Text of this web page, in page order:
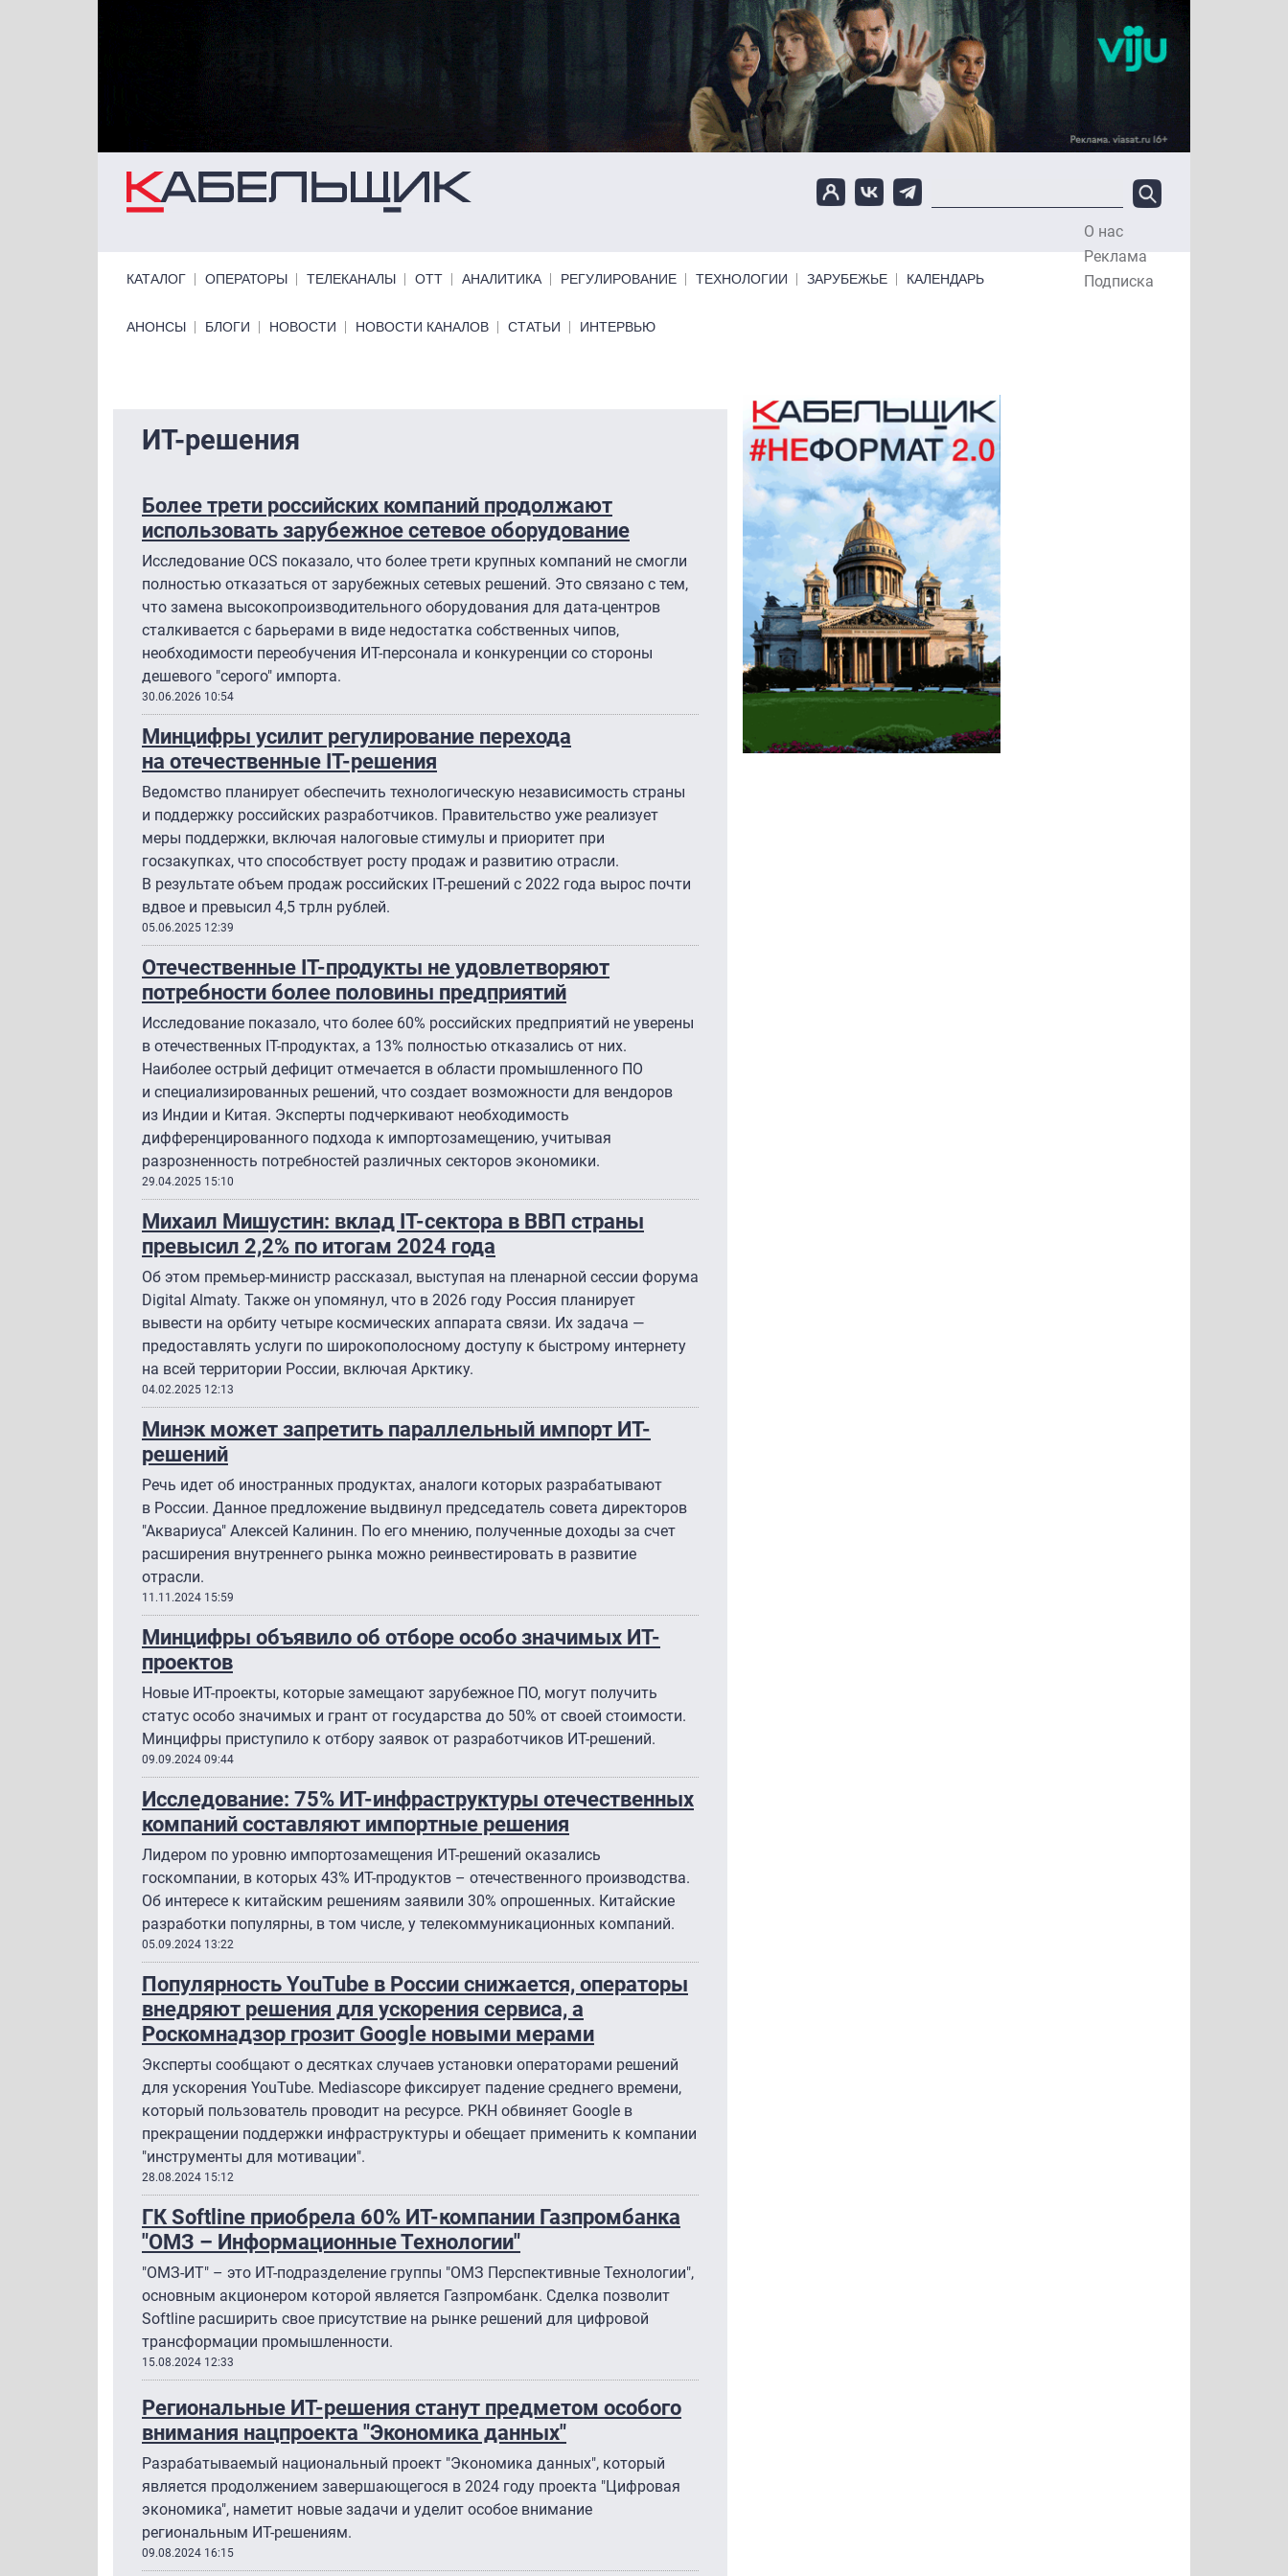
О нас
Реклама
Подписка
КАТАЛОГ ОПЕРАТОРЫ ТЕЛЕКАНАЛЫ ОТТ АНАЛИТИКА РЕГУЛИРОВАНИЕ ТЕХНОЛОГИИ ЗАРУБЕЖЬЕ КАЛЕНДАРЬ
Primary links bottom
АНОНСЫ БЛОГИ НОВОСТИ НОВОСТИ КАНАЛОВ СТАТЬИ ИНТЕРВЬЮ
ИТ-решения
Более трети российских компаний продолжают
использовать зарубежное сетевое оборудование
Исследование OCS показало, что более трети крупных компаний не смогли
полностью отказаться от зарубежных сетевых решений. Это связано с тем,
что замена высокопроизводительного оборудования для дата-центров
сталкивается с барьерами в виде недостатка собственных чипов,
необходимости переобучения ИТ-персонала и конкуренции со стороны
дешевого "серого" импорта.
30.06.2026 10:54
Минцифры усилит регулирование перехода
на отечественные IT-решения
Ведомство планирует обеспечить технологическую независимость страны
и поддержку российских разработчиков. Правительство уже реализует
меры поддержки, включая налоговые стимулы и приоритет при
госзакупках, что способствует росту продаж и развитию отрасли.
В результате объем продаж российских IT-решений с 2022 года вырос почти
вдвое и превысил 4,5 трлн рублей.
05.06.2025 12:39
Отечественные IT-продукты не удовлетворяют
потребности более половины предприятий
Исследование показало, что более 60% российских предприятий не уверены
в отечественных IT-продуктах, а 13% полностью отказались от них.
Наиболее острый дефицит отмечается в области промышленного ПО
и специализированных решений, что создает возможности для вендоров
из Индии и Китая. Эксперты подчеркивают необходимость
дифференцированного подхода к импортозамещению, учитывая
разрозненность потребностей различных секторов экономики.
29.04.2025 15:10
Михаил Мишустин: вклад IT-сектора в ВВП страны
превысил 2,2% по итогам 2024 года
Об этом премьер-министр рассказал, выступая на пленарной сессии форума
Digital Almaty. Также он упомянул, что в 2026 году Россия планирует
вывести на орбиту четыре космических аппарата связи. Их задача —
предоставлять услуги по широкополосному доступу к быстрому интернету
на всей территории России, включая Арктику.
04.02.2025 12:13
Минэк может запретить параллельный импорт ИТ-
решений
Речь идет об иностранных продуктах, аналоги которых разрабатывают
в России. Данное предложение выдвинул председатель совета директоров
"Аквариуса" Алексей Калинин. По его мнению, полученные доходы за счет
расширения внутреннего рынка можно реинвестировать в развитие
отрасли.
11.11.2024 15:59
Минцифры объявило об отборе особо значимых ИТ-
проектов
Новые ИТ-проекты, которые замещают зарубежное ПО, могут получить
статус особо значимых и грант от государства до 50% от своей стоимости.
Минцифры приступило к отбору заявок от разработчиков ИТ-решений.
09.09.2024 09:44
Исследование: 75% ИТ-инфраструктуры отечественных
компаний составляют импортные решения
Лидером по уровню импортозамещения ИТ-решений оказались
госкомпании, в которых 43% ИТ-продуктов – отечественного производства.
Об интересе к китайским решениям заявили 30% опрошенных. Китайские
разработки популярны, в том числе, у телекоммуникационных компаний.
05.09.2024 13:22
Популярность YouTube в России снижается, операторы
внедряют решения для ускорения сервиса, а
Роскомнадзор грозит Google новыми мерами
Эксперты сообщают о десятках случаев установки операторами решений
для ускорения YouTube. Mediascope фиксирует падение среднего времени,
который пользователь проводит на ресурсе. РКН обвиняет Google в
прекращении поддержки инфраструктуры и обещает применить к компании
"инструменты для мотивации".
28.08.2024 15:12
ГК Softline приобрела 60% ИТ-компании Газпромбанка
"ОМЗ – Информационные Технологии"
"ОМЗ-ИТ" – это ИТ-подразделение группы "ОМЗ Перспективные Технологии",
основным акционером которой является Газпромбанк. Сделка позволит
Softline расширить свое присутствие на рынке решений для цифровой
трансформации промышленности.
15.08.2024 12:33
Региональные ИТ-решения станут предметом особого
внимания нацпроекта "Экономика данных"
Разрабатываемый национальный проект "Экономика данных", который
является продолжением завершающегося в 2024 году проекта "Цифровая
экономика", наметит новые задачи и уделит особое внимание
региональным ИТ-решениям.
09.08.2024 16:15